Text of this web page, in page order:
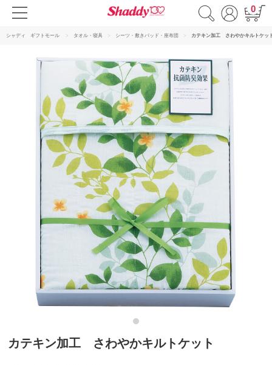
0
シャディ ギフトモール タオル・寝具 シーツ・敷きパッド・座布団 カテキン加工 さわやかキルトケッ
カテキン加工 さわやかキルトケット